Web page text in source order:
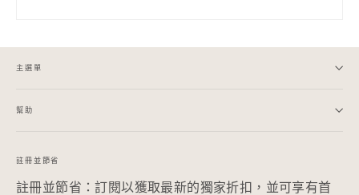
主選單
幫助
註冊並節省
註冊並節省：訂閱以獲取最新的獨家折扣，並可享有首